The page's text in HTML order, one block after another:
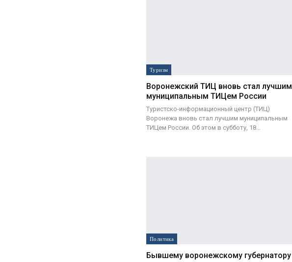
Туризм
Воронежский ТИЦ вновь стал лучшим
муниципальным ТИЦем России
Туристско-информационный центр (ТИЦ)
Воронежа вновь стал лучшим муниципальным
ТИЦем России. Об этом в субботу, 18…
Политика
Бывшему воронежскому губернатору